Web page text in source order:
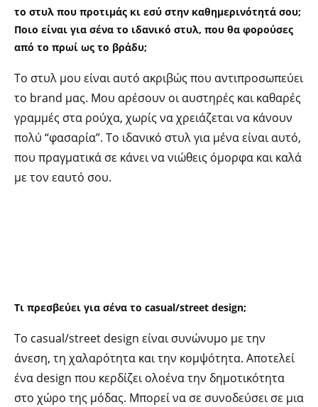
το στυλ που προτιμάς κι εσύ στην καθημερινότητά σου;
Ποιο είναι για σένα το ιδανικό στυλ, που θα φορούσες
από το πρωί ως το βράδυ;
Το στυλ μου είναι αυτό ακριβώς που αντιπροσωπεύει
το brand μας. Μου αρέσουν οι αυστηρές και καθαρές
γραμμές στα ρούχα, χωρίς να χρειάζεται να κάνουν
πολύ “φασαρία”. Το ιδανικό στυλ για μένα είναι αυτό,
που πραγματικά σε κάνει να νιώθεις όμορφα και καλά
με τον εαυτό σου.
Τι πρεσβεύει για σένα το casual/street design;
Το casual/street design είναι συνώνυμο με την
άνεση, τη χαλαρότητα και την κομψότητα. Αποτελεί
ένα design που κερδίζει ολοένα την δημοτικότητα
στο χώρο της μόδας. Μπορεί να σε συνοδεύσει σε μια